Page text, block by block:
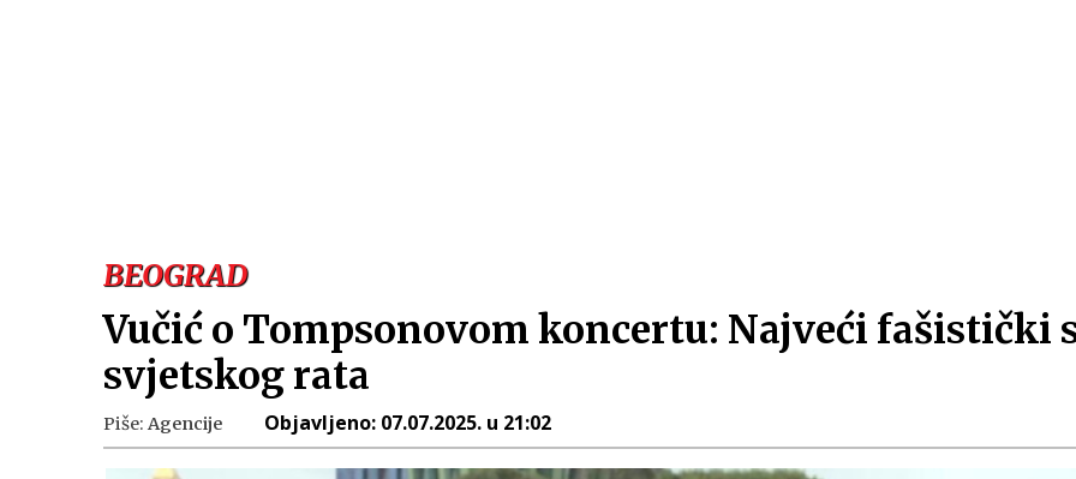
BEOGRAD
Vučić o Tompsonovom koncertu: Najveći fašistički
svjetskog rata
Piše: Agencije Objavljeno: 07.07.2025. u 21:02